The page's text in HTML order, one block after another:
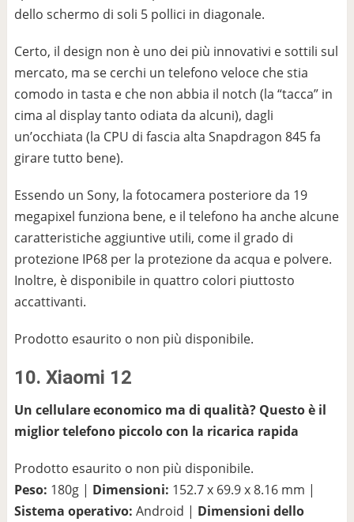
dello schermo di soli 5 pollici in diagonale.
Certo, il design non è uno dei più innovativi e sottili sul
mercato, ma se cerchi un telefono veloce che stia
comodo in tasta e che non abbia il notch (la “tacca” in
cima al display tanto odiata da alcuni), dagli
un’occhiata (la CPU di fascia alta Snapdragon 845 fa
girare tutto bene).
Essendo un Sony, la fotocamera posteriore da 19
megapixel funziona bene, e il telefono ha anche alcune
caratteristiche aggiuntive utili, come il grado di
protezione IP68 per la protezione da acqua e polvere.
Inoltre, è disponibile in quattro colori piuttosto
accattivanti.
Prodotto esaurito o non più disponibile.
10. Xiaomi 12
Un cellulare economico ma di qualità? Questo è il
miglior telefono piccolo con la ricarica rapida
Prodotto esaurito o non più disponibile.
Peso: 180g | Dimensioni: 152.7 x 69.9 x 8.16 mm |
Sistema operativo: Android | Dimensioni dello